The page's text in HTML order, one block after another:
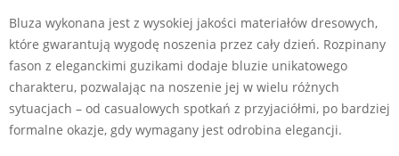
Bluza wykonana jest z wysokiej jakości materiałów dresowych,
które gwarantują wygodę noszenia przez cały dzień. Rozpinany
fason z eleganckimi guzikami dodaje bluzie unikatowego
charakteru, pozwalając na noszenie jej w wielu różnych
sytuacjach – od casualowych spotkań z przyjaciółmi, po bardziej
formalne okazje, gdy wymagany jest odrobina elegancji.